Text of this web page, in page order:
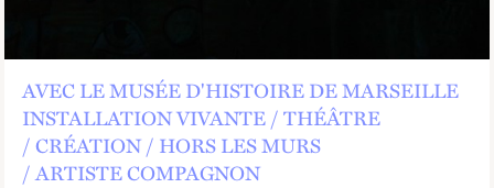
AVEC LE MUSÉE D'HISTOIRE DE MARSEILLE
INSTALLATION VIVANTE
THÉÂTRE
CRÉATION
HORS LES MURS
ARTISTE COMPAGNON